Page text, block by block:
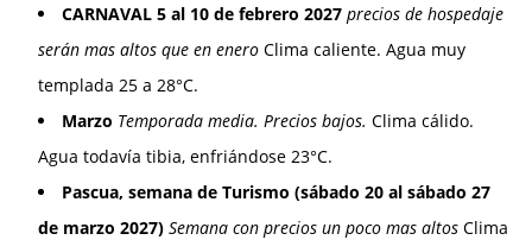
CARNAVAL 5 al 10 de febrero 2027 precios de hospedaje
serán mas altos que en enero Clima caliente. Agua muy
templada 25 a 28°C.
Marzo Temporada media. Precios bajos. Clima cálido.
Agua todavía tibia, enfriándose 23°C.
Pascua, semana de Turismo (sábado 20 al sábado 27
de marzo 2027) Semana con precios un poco mas altos Clima